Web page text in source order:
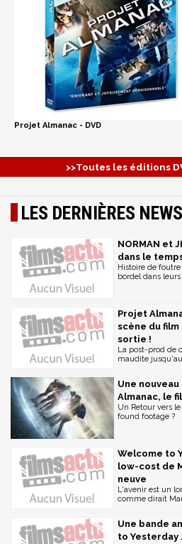
Projet Almanac - DVD
>>Toutes les éditions
LES DERNIÈRES NEWS
NORMAN et
dans le
Histoire de
bordel dans leurs
Projet
scène du film
sortie !
La post-prod de
maudite
Une
Almanac, le
Un Retour vers
found footage ?
Welcome to
low-cost de
neuve
L'avenir est un
comme dirait
Une bande
to Yesterday